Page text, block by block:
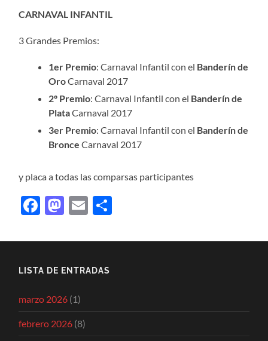
CARNAVAL INFANTIL
3 Grandes Premios:
1er Premio: Carnaval Infantil con el Banderín de
OroCarnaval 2017
2º Premio: Carnaval Infantil con el Banderín de
PlataCarnaval 2017
3er Premio: Carnaval Infantil con el Banderín de
Bronce Carnaval 2017
y placa a todas las comparsas participantes
Facebook
Mastodon
Email
LISTA DE ENTRADAS
marzo 2026 (1)
febrero 2026 (8)